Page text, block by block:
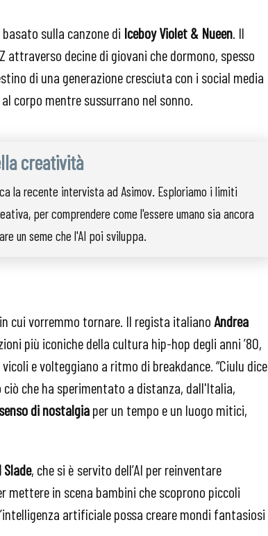
basato sulla canzone di Iceboy Violet & Nueen . Il
attraverso decine di giovani che dormono, spesso
di una generazione cresciuta con i social media
mentre sussurrano nel sonno.
creatività
la recente intervista ad Asimov. Esploriamo i limiti
per comprendere come l'essere umano sia ancora
un seme che l'AI poi sviluppa.
cui vorremmo tornare. Il regista italianoAndrea
più iconiche della cultura hip-hop degli anni ’80,
e volteggiano a ritmo di breakdance. “Ciulu dice
che ha sperimentato a distanza, dall'Italia,
di nostalgiaper un tempo e un luogo mitici,
Slade, che si è servito dell’AI per reinventare
mettere in scena bambini che scoprono piccoli
artificiale possa creare mondi fantasiosi